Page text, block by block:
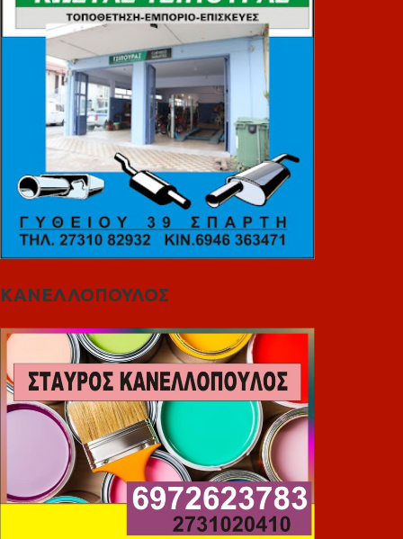
ΚΑΝΕΛΛΟΠΟΥΛΟΣ